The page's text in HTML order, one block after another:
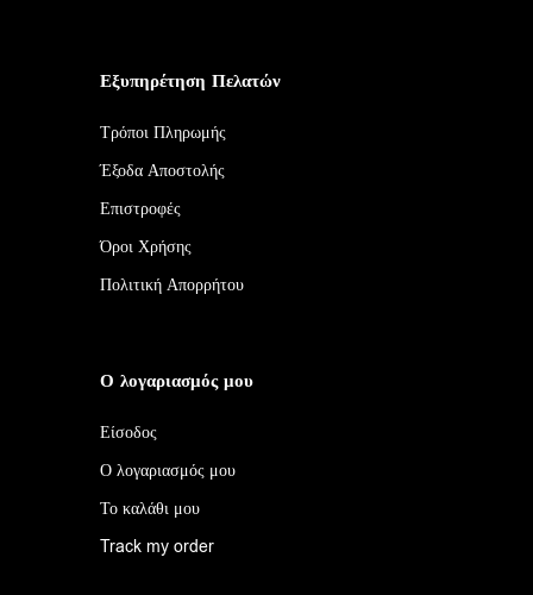
Εξυπηρέτηση Πελατών
Τρόποι Πληρωμής
Έξοδα Αποστολής
Επιστροφές
Όροι Χρήσης
Πολιτική Απορρήτου
Ο λογαριασμός μου
Είσοδος
Ο λογαριασμός μου
Το καλάθι μου
Track my order